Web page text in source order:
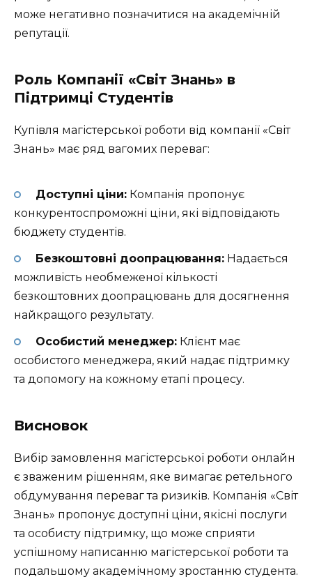
може негативно позначитися на академічній
репутації.
Роль Компанії «Світ Знань» в
Підтримці Студентів
Купівля магістерської роботи від компанії «Світ
Знань» має ряд вагомих переваг:
Доступні ціни:Компанія пропонує
конкурентоспроможні ціни, які відповідають
бюджету студентів.
Безкоштовні доопрацювання:Надається
можливість необмеженої кількості
безкоштовних доопрацювань для досягнення
найкращого результату.
Особистий менеджер:Клієнт має
особистого менеджера, який надає підтримку
та допомогу на кожному етапі процесу.
Висновок
Вибір замовлення магістерської роботи онлайн
є зваженим рішенням, яке вимагає ретельного
обдумування переваг та ризиків. Компанія «Світ
Знань» пропонує доступні ціни, якісні послуги
та особисту підтримку, що може сприяти
успішному написанню магістерської роботи та
подальшому академічному зростанню студента.